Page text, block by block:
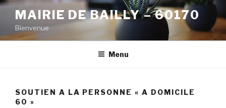
Aller
contenu
principal
MAIRIE DE BAILLY – 60170
Bienvenue
Menu
SOUTIEN A LA PERSONNE « A DOMICILE
60 »